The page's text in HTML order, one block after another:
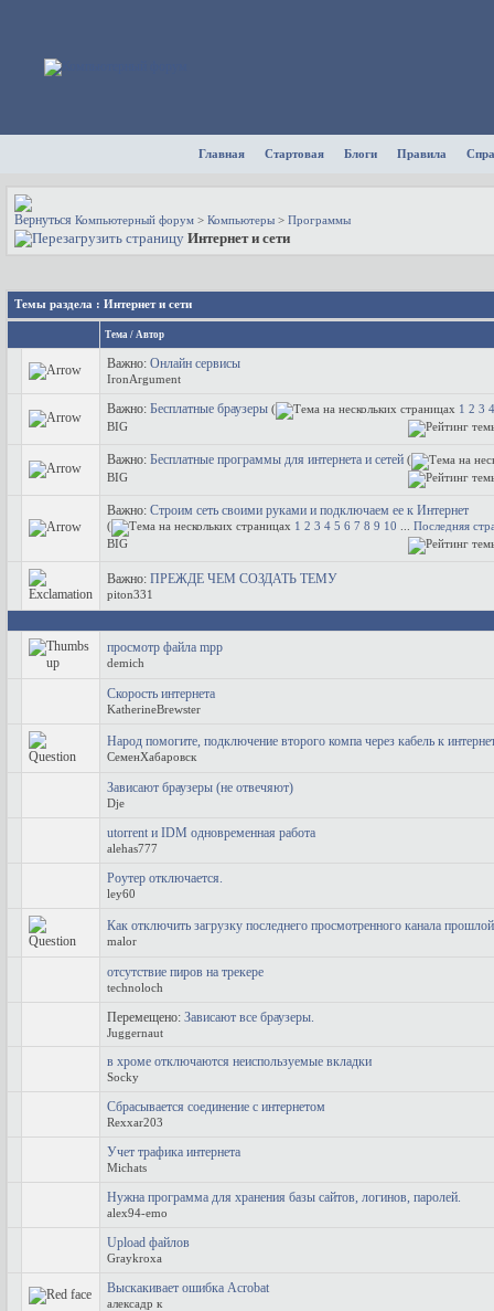
Главная Стартовая Блоги Правила
Компьютерный форум > Компьютеры > Программы
Интернет и сети
Темы раздела : Интернет и сети
Тема / Автор
Важно: Онлайн сервисы
IronArgument
Важно: Бесплатные браузеры ( 1 2 3 4
BIG
Важно: Бесплатные программы для интернета и сетей (
BIG
Важно: Строим сеть своими руками и подключаем ее к Интернет
( 1 2 3 4 5 6 7 8 9 10
Последняя
BIG
Важно: ПРЕЖДЕ ЧЕМ СОЗДАТЬ ТЕМУ
piton331
просмотр файла mpp
demich
Скорость интернета
KatherineBrewster
Народ помогите, подключение второго компа через кабель к
СеменХабаровск
Зависают браузеры (не отвечяют)
Dje
utorrent и IDM одновременная работа
alehas777
Роутер отключается.
ley60
Как отключить загрузку последнего просмотренного канала
malor
отсутствие пиров на трекере
technoloch
Перемещено: Зависают все браузеры.
Juggernaut
в хроме отключаются неиспользуемые вкладки
Socky
Сбрасывается соединение с интернетом
Rexxar203
Учет трафика интернета
Michats
Нужна программа для хранения базы сайтов, логинов, паролей.
alex94-emo
Upload файлов
Graykroxa
Выскакивает ошибка Acrobat
алексадр к